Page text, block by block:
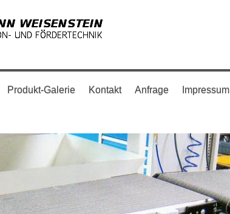
Produkt-Galerie Kontakt Anfrage Impressum